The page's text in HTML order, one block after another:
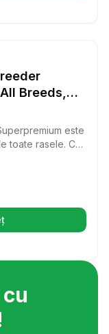
Hrana Uscata Caini
Breeds,
este
toate rasele. Cu
pentru o
într-o filă nouă)